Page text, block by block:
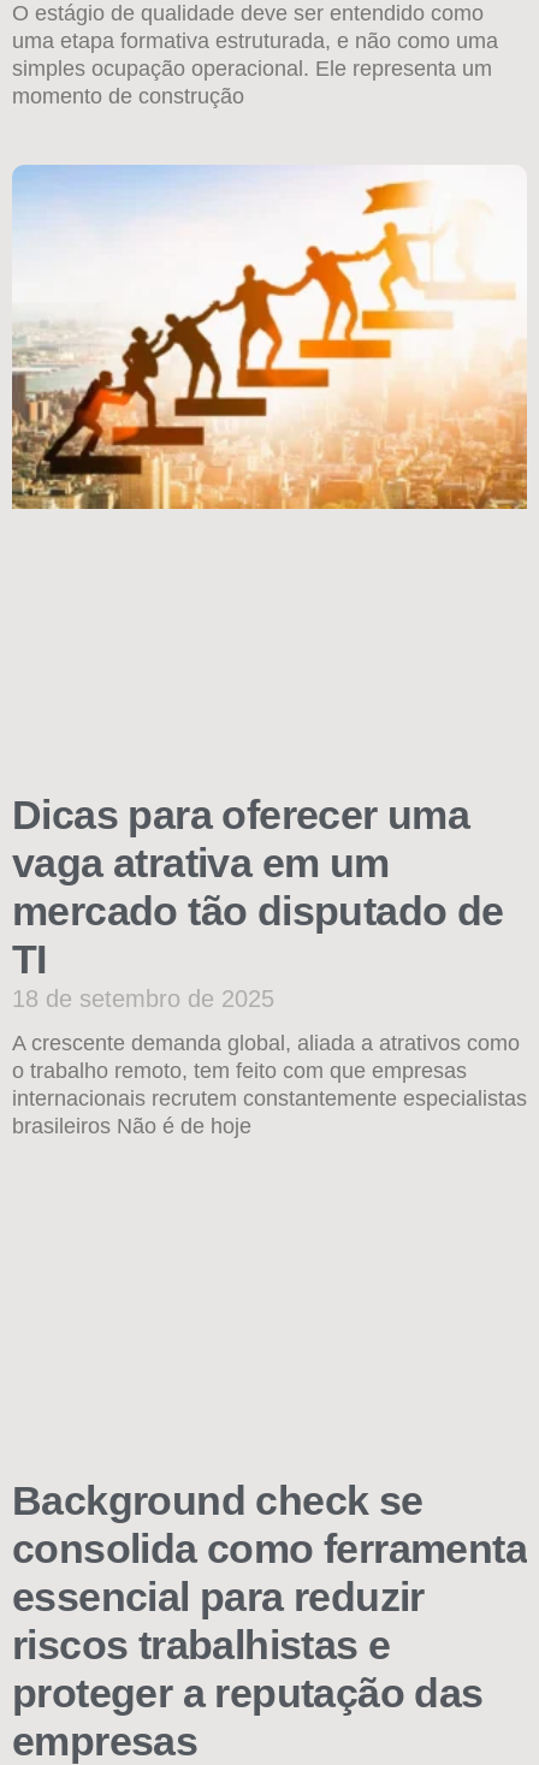
O estágio de qualidade deve ser entendido como
uma etapa formativa estruturada, e não como uma
simples ocupação operacional. Ele representa um
momento de construção
Dicas para oferecer uma
vaga atrativa em um
mercado tão disputado de
TI
18 de setembro de 2025
A crescente demanda global, aliada a atrativos como
o trabalho remoto, tem feito com que empresas
internacionais recrutem constantemente especialistas
brasileiros Não é de hoje
Background check se
consolida como ferramenta
essencial para reduzir
riscos trabalhistas e
proteger a reputação das
empresas